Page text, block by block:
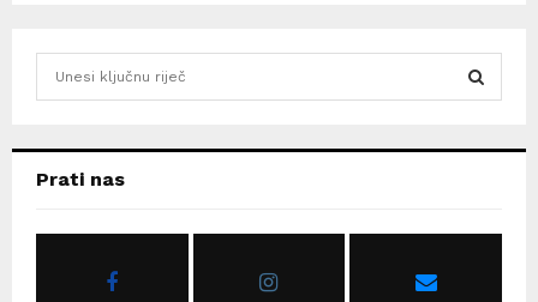
hPrati nas